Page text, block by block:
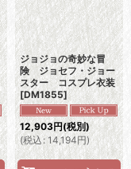
ジョジョの奇妙な冒
険 ジョセフ・ジョー
スター コスプレ衣装
[DM1855]
12,903円(税別)
(税込: 14,194円)